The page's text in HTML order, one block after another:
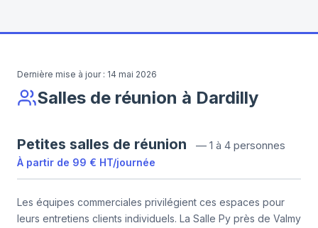
Dernière mise à jour : 14 mai 2026
Salles de réunion à Dardilly
Petites salles de réunion — 1 à 4 personnes
À partir de 99 € HT/journée
Les équipes commerciales privilégient ces espaces pour
leurs entretiens clients individuels. La Salle Py près de Valmy